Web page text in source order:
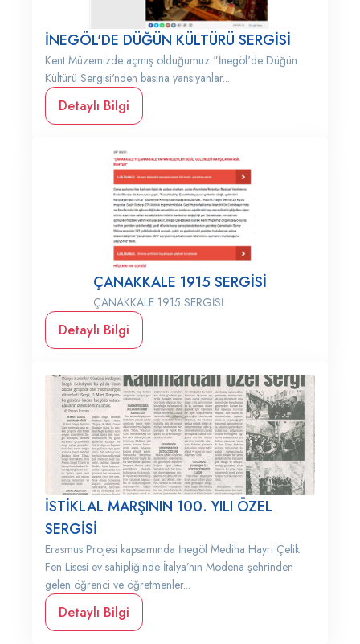
İNEGÖL'DE DÜĞÜN KÜLTÜRÜ SERGİSİ
Kent Müzemizde açmış olduğumuz "İnegöl'de Düğün
Kültürü Sergisi'nden basına yansıyanlar....
Detaylı Bilgi
ÇANAKKALE 1915 SERGİSİ
ÇANAKKALE 1915 SERGİSİ
Detaylı Bilgi
İSTİKLAL MARŞININ 100. YILI ÖZEL
SERGİSİ
Erasmus Projesi kapsamında İnegöl Mediha Hayri Çelik
Fen Lisesi ev sahipliğinde İtalya’nın Modena şehrinden
gelen öğrenci ve öğretmenler...
Detaylı Bilgi